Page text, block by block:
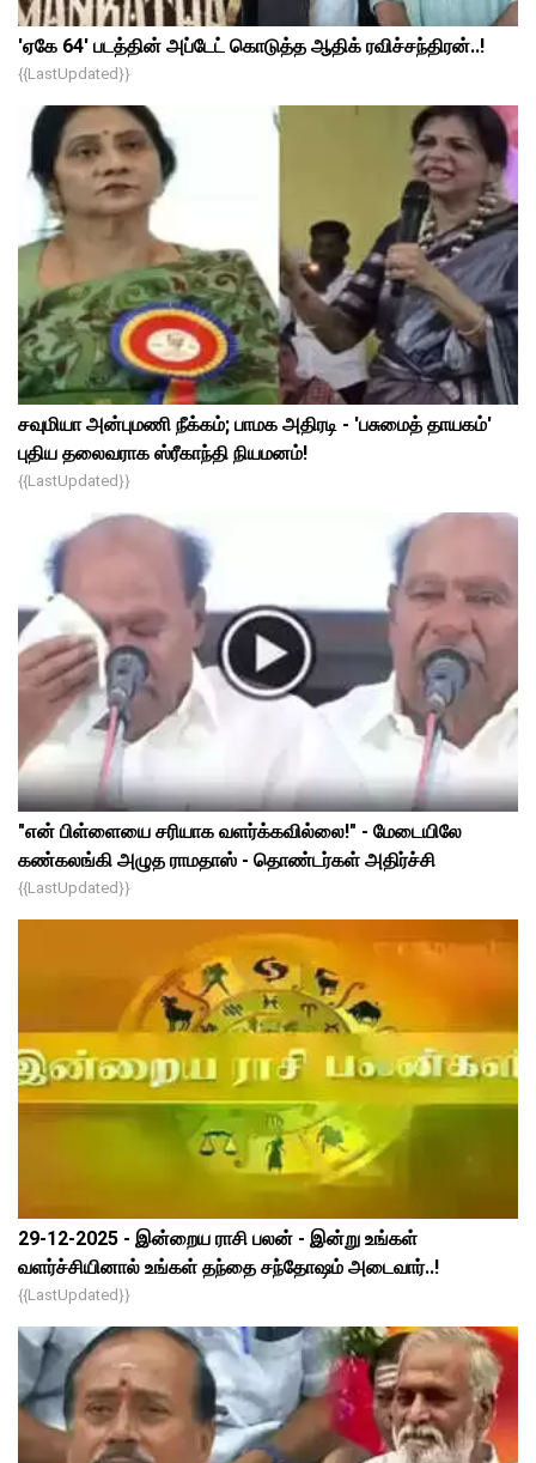
'ஏகே 64' படத்தின் அப்டேட் கொடுத்த ஆதிக் ரவிச்சந்திரன்..!
{{lastUpdated}}
சவுமியா அன்புமணி நீக்கம்; பாமக அதிரடி - 'பசுமைத் தாயகம்'
புதிய தலைவராக ஸ்ரீகாந்தி நியமனம்!
{{lastUpdated}}
"என் பிள்ளையை சரியாக வளர்க்கவில்லை!" - மேடையிலே
கண்கலங்கி அழுத ராமதாஸ் - தொண்டர்கள் அதிர்ச்சி
{{lastUpdated}}
29-12-2025 - இன்றைய ராசி பலன் - இன்று உங்கள்
வளர்ச்சியினால் உங்கள் தந்தை சந்தோஷம் அடைவார்..!
{{lastUpdated}}